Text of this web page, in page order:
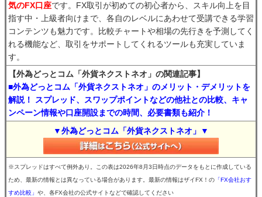
気のFX口座です。FX取引が初めての初心者から、スキル向上を目
指す中・上級者向けまで、各自のレベルにあわせて受講できる学習
コンテンツも魅力です。比較チャートや相場の先行きを予測してく
れる機能など、取引をサポートしてくれるツールも充実していま
す。
【外為どっとコム「外貨ネクストネオ」の関連記事】
■外為どっとコム「外貨ネクストネオ」のメリット・デメリットを
解説！ スプレッド、スワップポイントなどの他社との比較、キャ
ンペーン情報や口座開設までの時間、必要書類も紹介！
▼外為どっとコム「外貨ネクストネオ」▼
※スプレッドはすべて例外あり。この表は2026年8月3日時点のデータをもとに作成している
ため、最新の情報とは異なっている場合があります。最新の情報はザイFX！の 「FX会社おす
すめ比較」 や、各FX会社の公式サイトなどで確認してください